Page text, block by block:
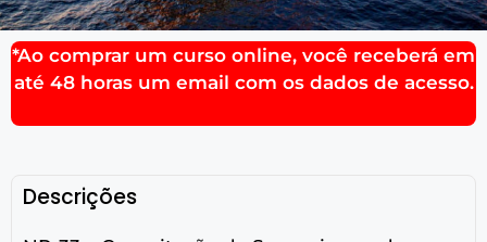
*Ao comprar um curso online, você receberá em
até 48 horas um email com os dados de acesso.
Descrições